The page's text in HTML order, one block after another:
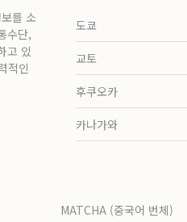
를 소
수단,
고 있
적인
도쿄
교토
후쿠오카
카나가와
MATCHA (중국어 번체)